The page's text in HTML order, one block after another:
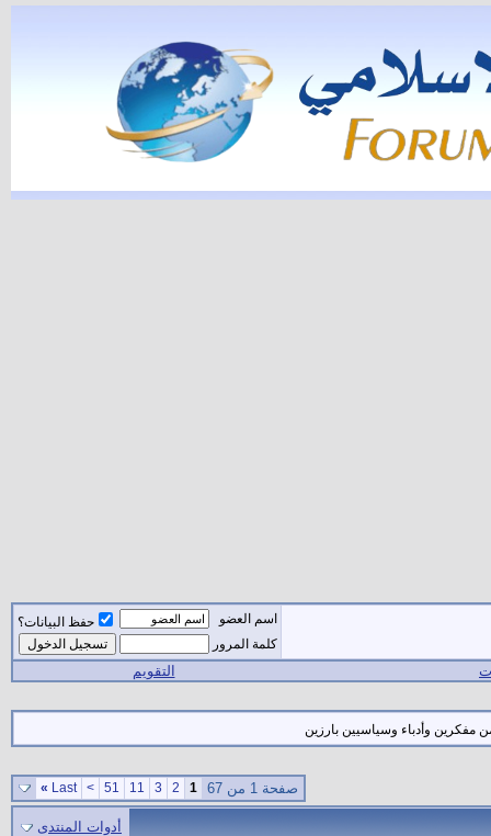
اسم العضو
حفظ البيانات؟
كلمة المرور
التقويم
مفكرين وأدباء وسياسيين بارزين
صفحة 1 من 67 1
2
3
11
51
>
Last
»
أدوات المنتدى